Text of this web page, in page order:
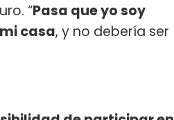
“Pasa que yo soy
casa, y no debería ser